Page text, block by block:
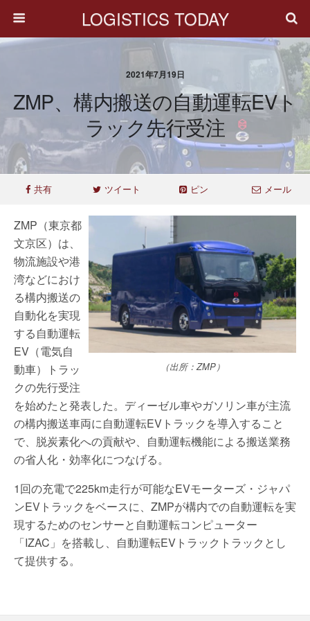
LOGISTICS TODAY
2021年7月19日
ZMP、構内搬送の自動運転EVト
ラック先行受注
共有 ツイート ピン メール
（出所：ZMP）
ZMP（東京都
文京区）は、
物流施設や港
湾などにおけ
る構内搬送の
自動化を実現
する自動運転
EV（電気自
動車）トラッ
クの先行受注
を始めたと発表した。ディーゼル車やガソリン車が主流
の構内搬送車両に自動運転EVトラックを導入すること
で、脱炭素化への貢献や、自動運転機能による搬送業務
の省人化・効率化につなげる。
1回の充電で225km走行が可能なEVモーターズ・ジャパ
ンEVトラックをベースに、ZMPが構内での自動運転を実
現するためのセンサーと自動運転コンピューター
「IZAC」を搭載し、自動運転EVトラックトラックとし
て提供する。